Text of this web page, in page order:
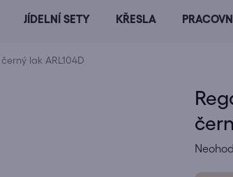
JÍDELNÍ SETY KŘESLA
lak ARL104D